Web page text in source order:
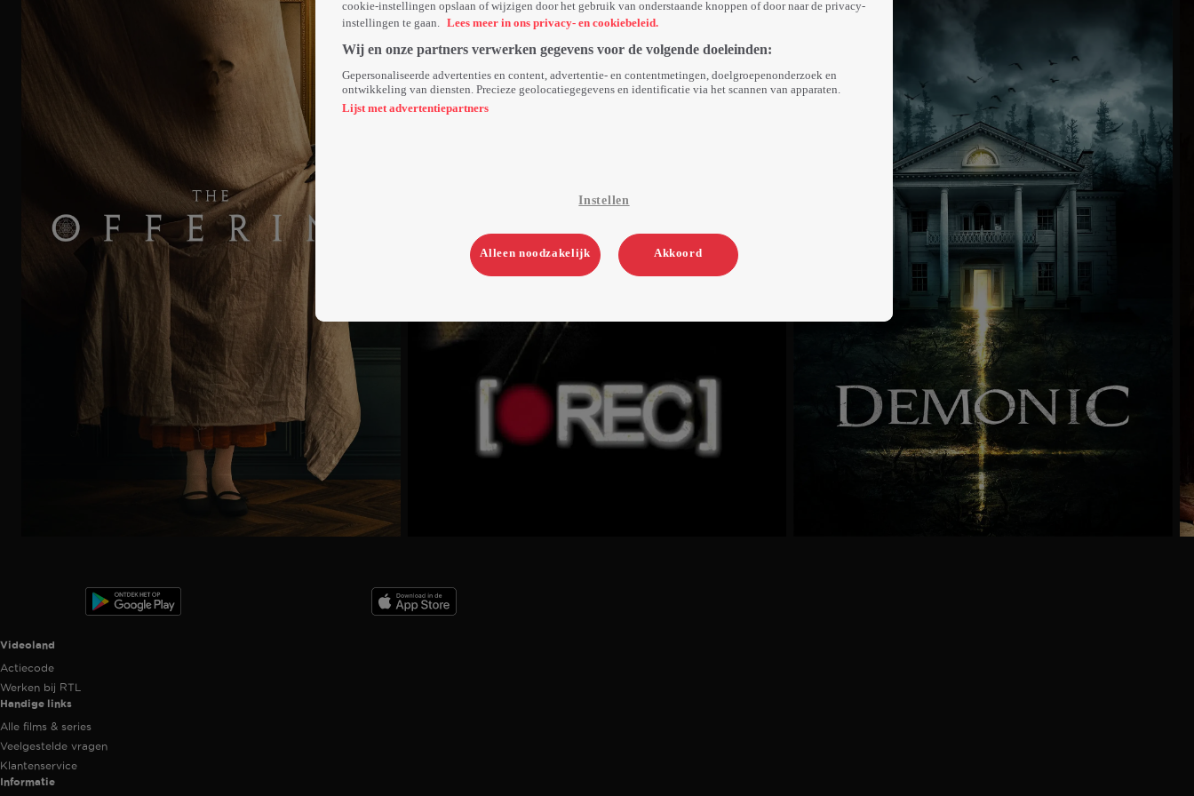
Videoland useful links.
Videoland
Actiecode
Werken bij RTL
Handige links
Alle films & series
Veelgestelde vragen
Klantenservice
Informatie
cookie-instellingen opslaan of wijzigen door het gebruik van onderstaande knoppen of door naar de privacy-
instellingen te gaan.
Lees meer in ons privacy- en cookiebeleid.
Wij en onze partners verwerken gegevens voor de volgende doeleinden:
Gepersonaliseerde advertenties en content, advertentie- en contentmetingen, doelgroepenonderzoek en
ontwikkeling van diensten. Precieze geolocatiegegevens en identificatie via het scannen van apparaten.
Lijst met advertentiepartners
Instellen
Alleen noodzakelijk Akkoord